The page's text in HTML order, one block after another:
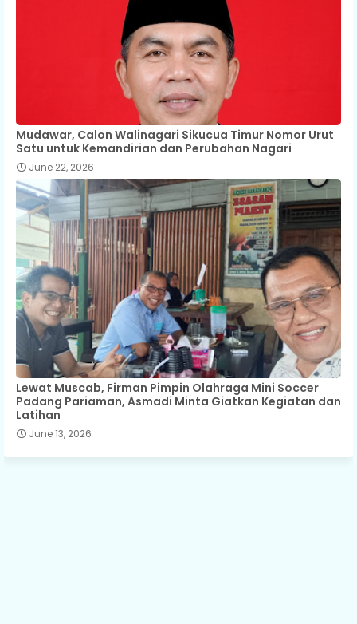
Mudawar, Calon Walinagari Sikucua Timur Nomor Urut
Satu untuk Kemandirian dan Perubahan Nagari
June 22, 2026
Lewat Muscab, Firman Pimpin Olahraga Mini Soccer
Padang Pariaman, Asmadi Minta Giatkan Kegiatan dan
Latihan
June 13, 2026